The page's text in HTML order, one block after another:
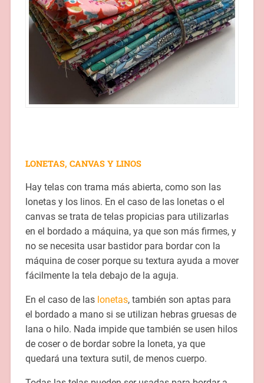
LONETAS, CANVAS Y LINOS
Hay telas con trama más abierta, como son las
lonetas y los linos. En el caso de las lonetas o el
canvas se trata de telas propicias para utilizarlas
en el bordado a máquina, ya que son más firmes, y
no se necesita usar bastidor para bordar con la
máquina de coser porque su textura ayuda a mover
fácilmente la tela debajo de la aguja.
En el caso de las lonetas, también son aptas para
el bordado a mano si se utilizan hebras gruesas de
lana o hilo. Nada impide que también se usen hilos
de coser o de bordar sobre la loneta, ya que
quedará una textura sutil, de menos cuerpo.